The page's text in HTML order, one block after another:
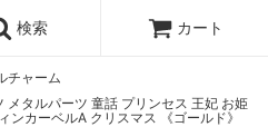
検索 カート
チャーム
メタルパーツ 童話 プリンセス 王妃 お姫
ンカーベルA クリスマス 《ゴールド》